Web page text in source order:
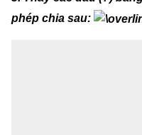
phép chia sau: